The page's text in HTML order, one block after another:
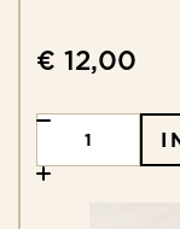
€ 12,00